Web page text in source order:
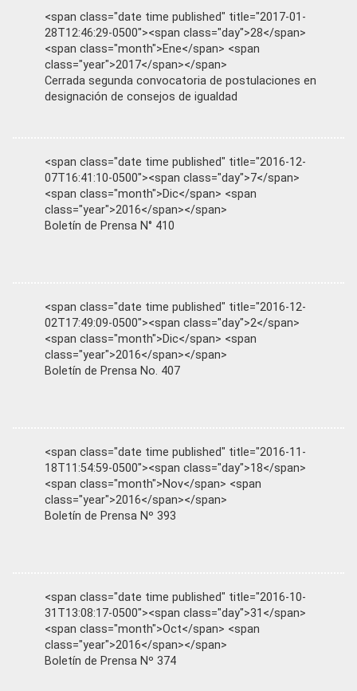
<span class="date time published" title="2017-01-
28T12:46:29-0500"><span class="day">28</span>
<span class="month">Ene</span> <span
class="year">2017</span></span>
Cerrada segunda convocatoria de postulaciones en
designación de consejos de igualdad
<span class="date time published" title="2016-12-
07T16:41:10-0500"><span class="day">7</span>
<span class="month">Dic</span> <span
class="year">2016</span></span>
Boletín de Prensa N° 410
<span class="date time published" title="2016-12-
02T17:49:09-0500"><span class="day">2</span>
<span class="month">Dic</span> <span
class="year">2016</span></span>
Boletín de Prensa No. 407
<span class="date time published" title="2016-11-
18T11:54:59-0500"><span class="day">18</span>
<span class="month">Nov</span> <span
class="year">2016</span></span>
Boletín de Prensa Nº 393
<span class="date time published" title="2016-10-
31T13:08:17-0500"><span class="day">31</span>
<span class="month">Oct</span> <span
class="year">2016</span></span>
Boletín de Prensa Nº 374